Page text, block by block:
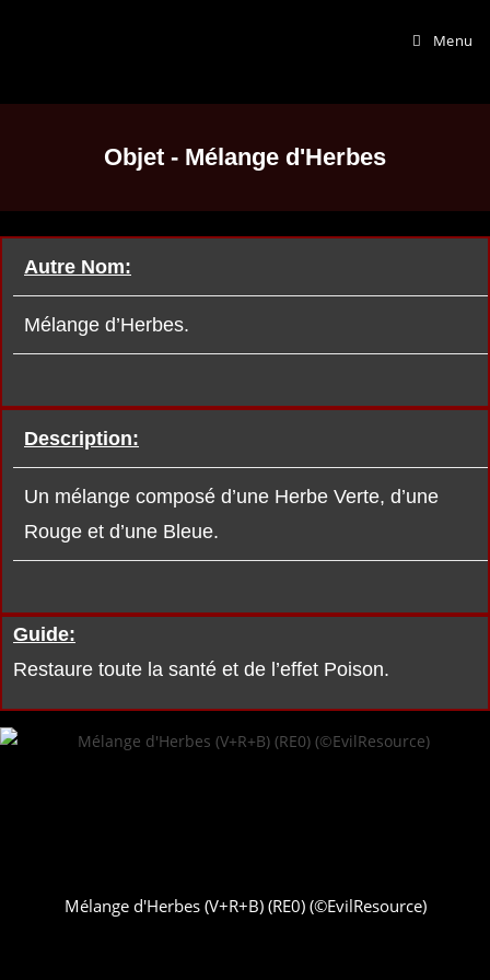
Menu
Objet - Mélange d'Herbes
Autre Nom:
Mélange d’Herbes.
Description:
Un mélange composé d’une Herbe Verte, d’une
Rouge et d’une Bleue.
Guide:
Restaure toute la santé et de l’effet Poison.
Mélange d'Herbes (V+R+B) (RE0) (©EvilResource)